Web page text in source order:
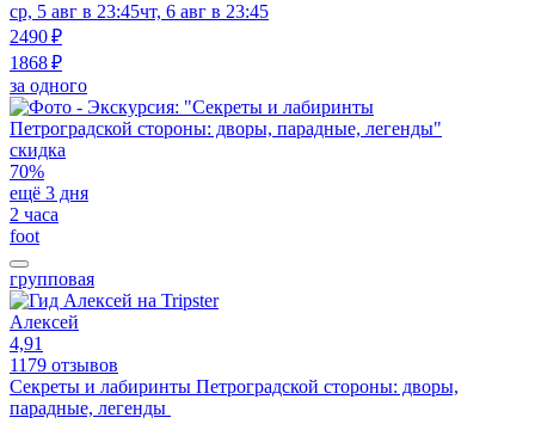
ср, 5 авг в 23:45чт, 6 авг в 23:45
2490 ₽
1868 ₽
за одного
скидка
70%
ещё 3 дня
2 часа
foot
групповая
Алексей
4,91
1179 отзывов
Секреты и лабиринты Петроградской стороны: дворы,
парадные, легенды